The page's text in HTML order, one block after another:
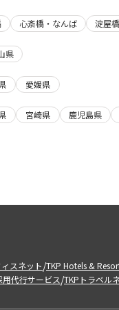
心斎橋・なんば 淀屋
県
愛媛県
宮崎県 鹿児島県
スネット/TKP Hotels &
用代行サービス/TKPトラベル